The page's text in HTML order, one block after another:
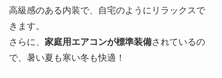
高級感のある内装で、自宅のようにリラックスで
きます。
さらに、 家庭用エアコンが標準装備されているの
で、暑い夏も寒い冬も快適！